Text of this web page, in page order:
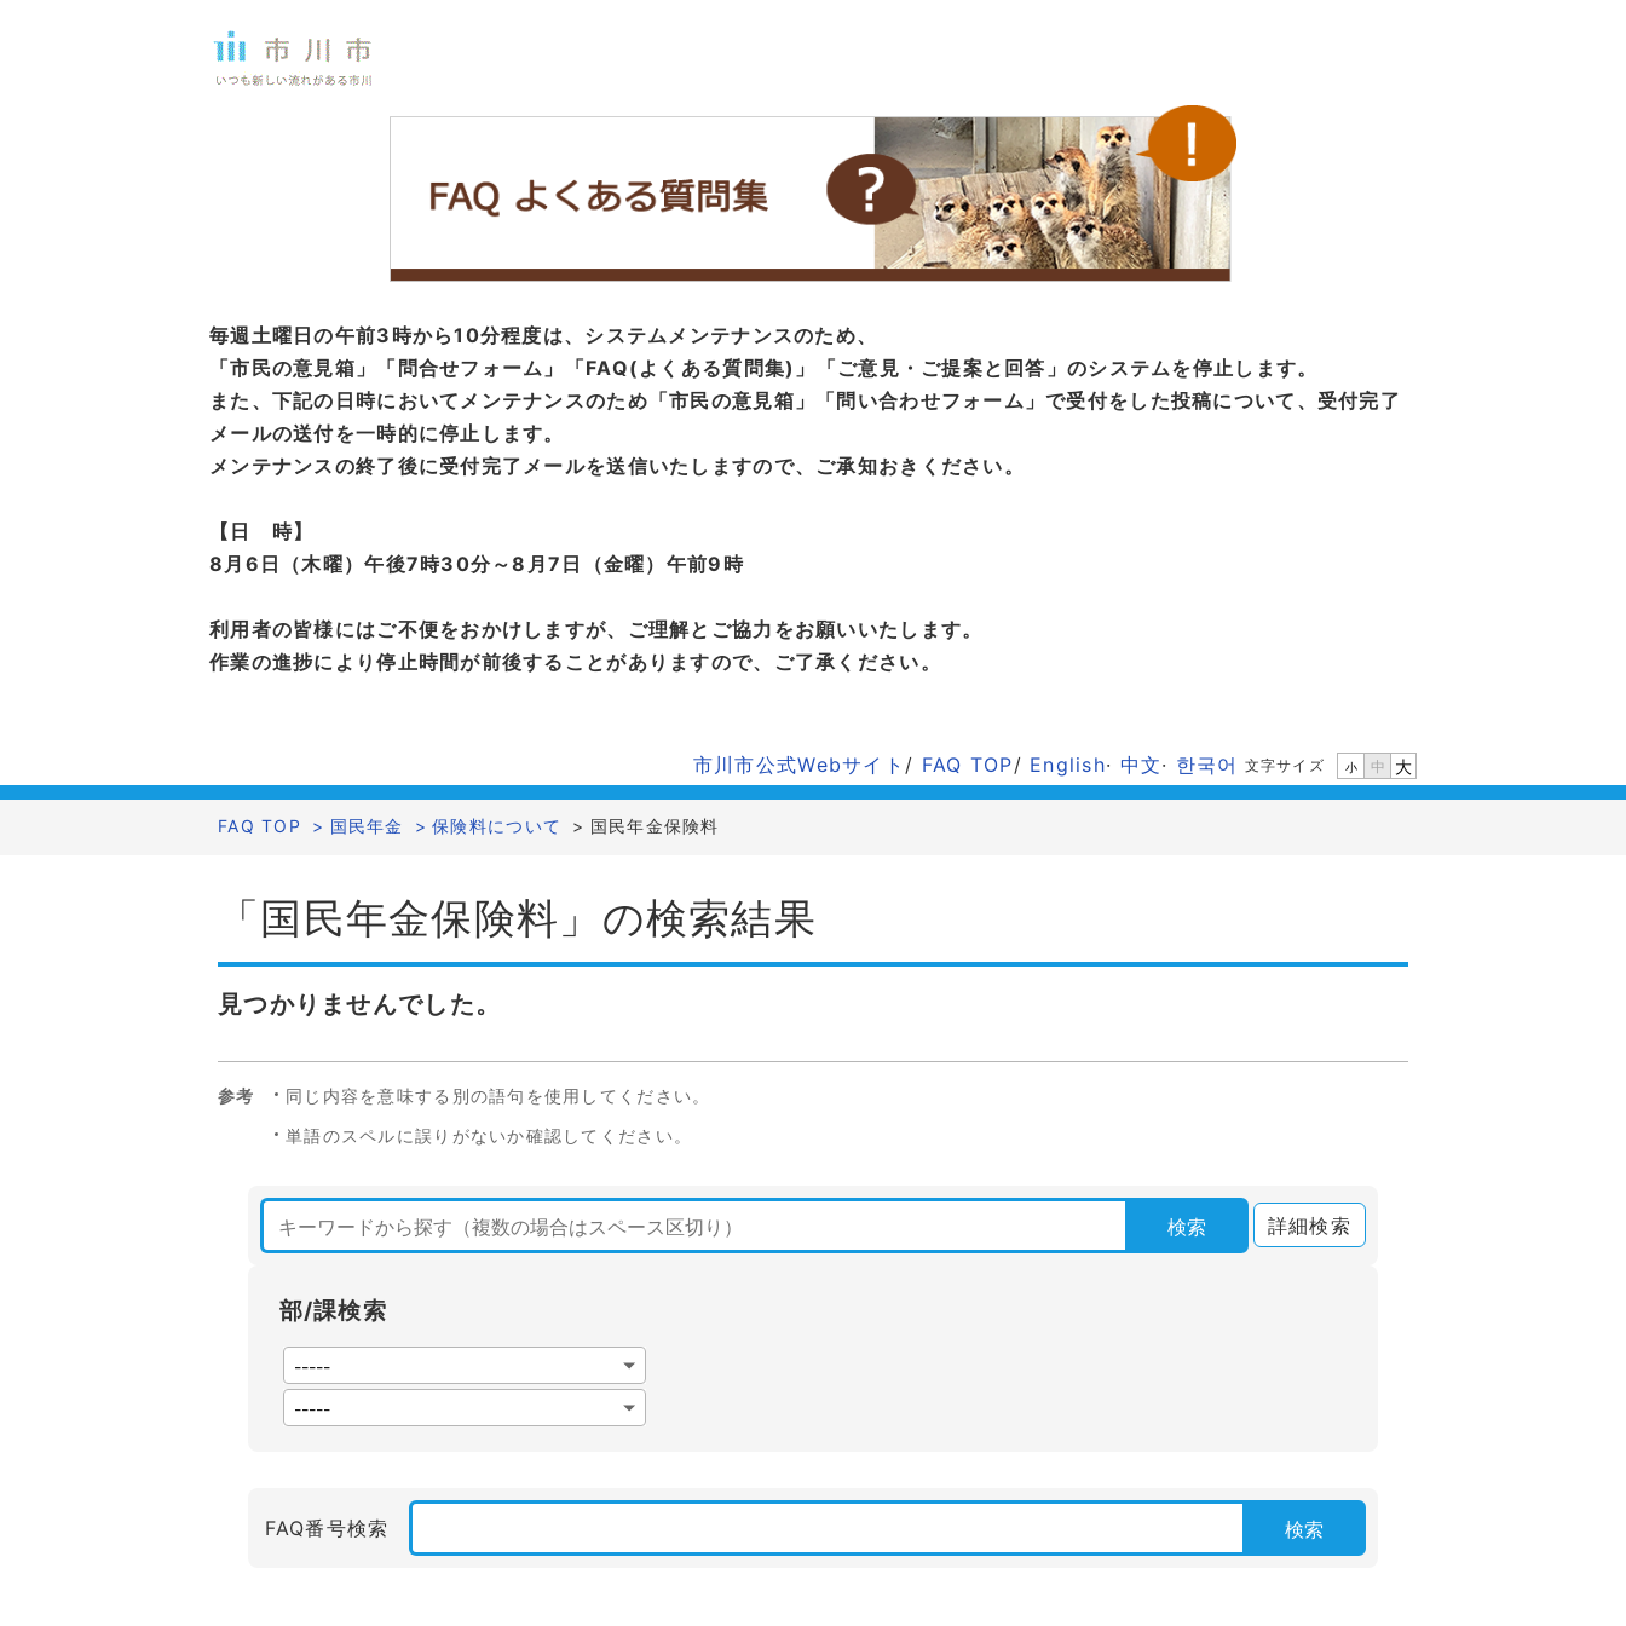
毎週土曜日の午前3時から10分程度は、システムメンテナンスのため、
「市民の意見箱」「問合せフォーム」「FAQ(よくある質問集)」「ご意見・ご提案と回答」のシステムを停止します。
また、下記の日時においてメンテナンスのため「市民の意見箱」「問い合わせフォーム」で受付をした投稿について、受付完了
メールの送付を一時的に停止します。
メンテナンスの終了後に受付完了メールを送信いたしますので、ご承知おきください。
【日 時】
8月6日（木曜）午後7時30分～8月7日（金曜）午前9時
利用者の皆様にはご不便をおかけしますが、ご理解とご協力をお願いいたします。
作業の進捗により停止時間が前後することがありますので、ご了承ください。
市川市公式Webサイト / FAQ TOP/ English· 中文· 한국어 文字サイズ 小 中 大
FAQ TOP > 国民年金 > 保険料について > 国民年金保険料
「国民年金保険料」の検索結果
見つかりませんでした。
参考
同じ内容を意味する別の語句を使用してください。
単語のスペルに誤りがないか確認してください。
検索 詳細検索
部/課検索
FAQ番号検索 検索